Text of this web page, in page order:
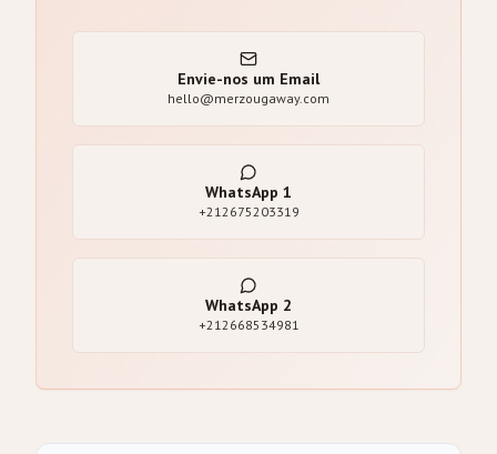
Envie-nos um Email
hello@merzougaway.com
WhatsApp 1
+212675203319
WhatsApp 2
+212668534981